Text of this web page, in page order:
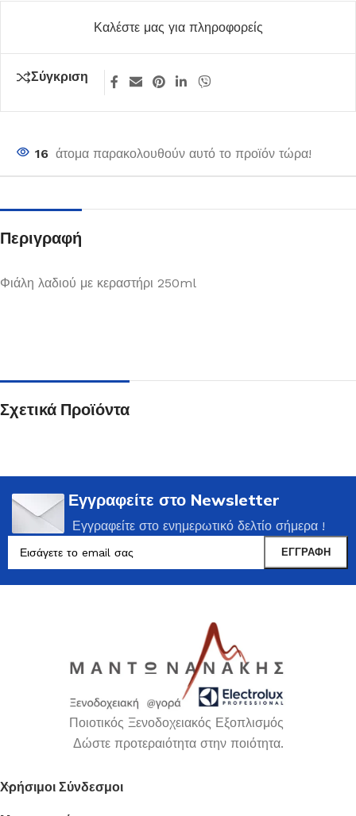
Καλέστε μας για πληροφορείς
Σύγκριση
16 άτομα παρακολουθούν αυτό το προϊόν τώρα!
Περιγραφή
Φιάλη λαδιού με κεραστήρι 250ml
Σχετικά Προϊόντα
Εγγραφείτε στο Newsletter
Εγγραφείτε στο ενημερωτικό δελτίο σήμερα !
Ποιοτικός Ξενοδοχειακός Εξοπλισμός
Δώστε προτεραιότητα στην ποιότητα.
Χρήσιμοι Σύνδεσμοι